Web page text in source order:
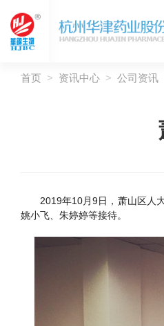
首页 > 资讯中心 > 公司资讯
2019年10月9日，萧山区人大
姚小飞、朱婷婷等接待。